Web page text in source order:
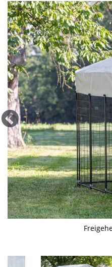
Detailansicht:
Detailansicht: